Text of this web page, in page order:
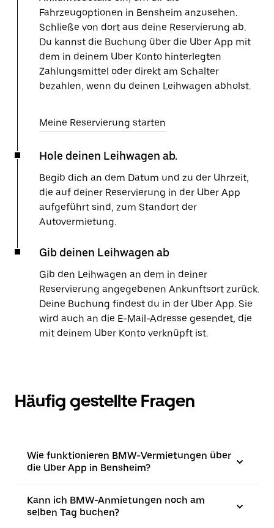
Fahrzeugoptionen in Bensheim anzusehen.
Schließe von dort aus deine Reservierung ab.
Du kannst die Buchung über die Uber App mit
dem in deinem Uber Konto hinterlegten
Zahlungsmittel oder direkt am Schalter
bezahlen, wenn du deinen Leihwagen abholst.
Meine Reservierung starten
Hole deinen Leihwagen ab.
Begib dich an dem Datum und zu der Uhrzeit,
die auf deiner Reservierung in der Uber App
aufgeführt sind, zum Standort der
Autovermietung.
Gib deinen Leihwagen ab
Gib den Leihwagen an dem in deiner
Reservierung angegebenen Ankunftsort zurück.
Deine Buchung findest du in der Uber App. Sie
wird auch an die E-Mail-Adresse gesendet, die
mit deinem Uber Konto verknüpft ist.
Häufig gestellte Fragen
Wie funktionieren BMW-Vermietungen über
die Uber App in Bensheim?
Kann ich BMW-Anmietungen noch am
selben Tag buchen?